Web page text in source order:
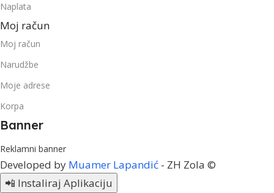
Naplata
Moj račun
Moj račun
Narudžbe
Moje adrese
Korpa
Banner
Reklamni banner
Developed by Muamer Lapandić - ZH Zola ©
📲 Instaliraj Aplikaciju